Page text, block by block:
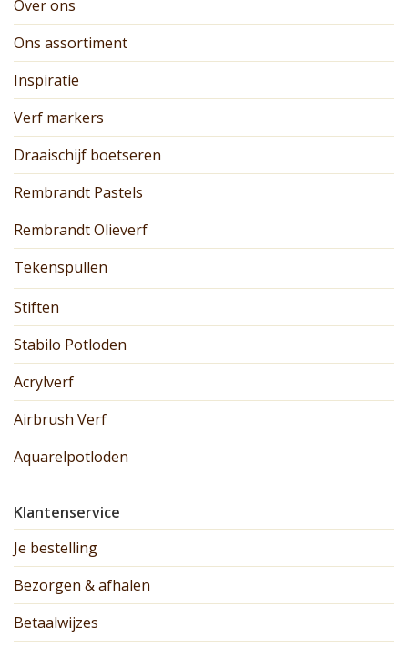
Over ons
Ons assortiment
Inspiratie
Verf markers
Draaischijf boetseren
Rembrandt Pastels
Rembrandt Olieverf
Tekenspullen
Stiften
Stabilo Potloden
Acrylverf
Airbrush Verf
Aquarelpotloden
Klantenservice
Je bestelling
Bezorgen & afhalen
Betaalwijzes